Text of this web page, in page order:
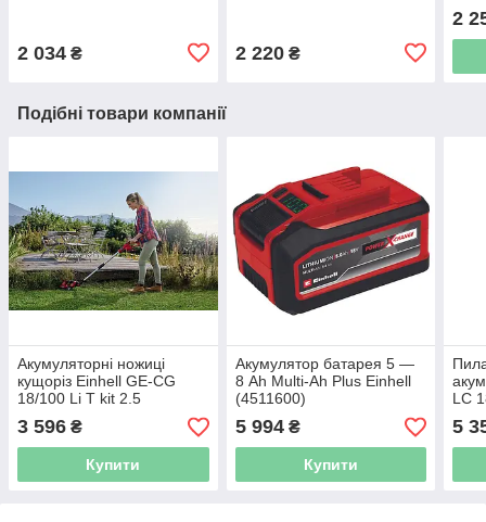
2 034 ₴ 2 220₴
2
Подібні товари компанії
Акумуляторні ножиці
кущоріз Einhell GE-CG
18/100 Li T kit 2.5
[34101025]
3 596 ₴
Купити
Акумулятор батарея 5 —
8 Ah Multi-Ah Plus Einhell
(4511600)
5 994₴
Купити
LC
5